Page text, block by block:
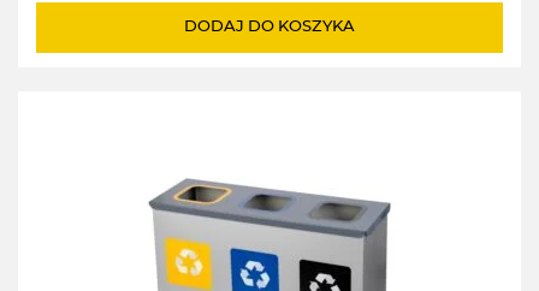
DODAJ DO KOSZYKA